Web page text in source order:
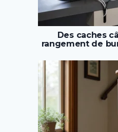
Des caches
rangement de